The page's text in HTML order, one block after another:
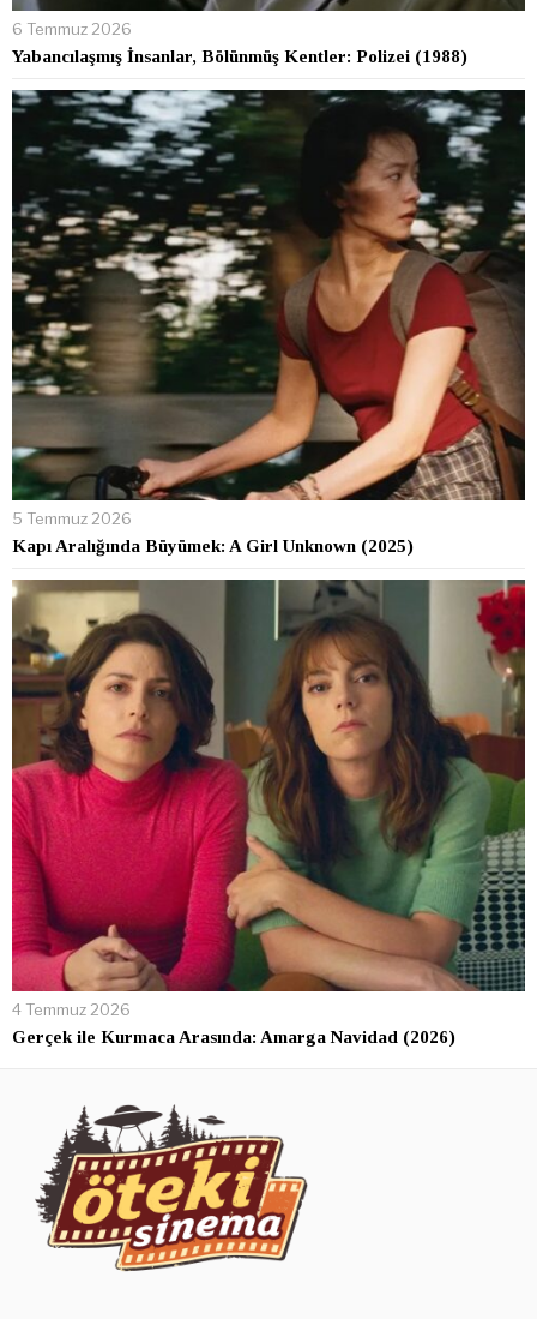
6 Temmuz 2026
Yabancılaşmış İnsanlar, Bölünmüş Kentler: Polizei (1988)
5 Temmuz 2026
Kapı Aralığında Büyümek: A Girl Unknown (2025)
4 Temmuz 2026
Gerçek ile Kurmaca Arasında: Amarga Navidad (2026)